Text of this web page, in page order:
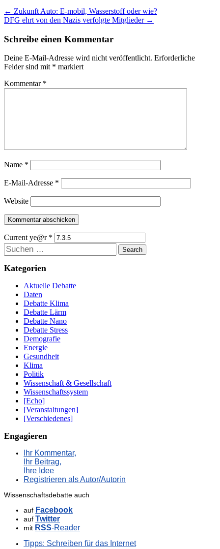
Artikel
Navigation
← Zukunft Auto: E-mobil, Wasserstoff oder wie?
DFG ehrt von den Nazis verfolgte Mitglieder →
Schreibe einen Kommentar
Deine E-Mail-Adresse wird nicht veröffentlicht. Erforderliche
Felder sind mit * markiert
Kommentar *
Name *
E-Mail-Adresse *
Website
Current ye@r *
Suchen
Kategorien
Aktuelle Debatte
Daten
Debatte Klima
Debatte Lärm
Debatte Nano
Debatte Stress
Demografie
Energie
Gesundheit
Klima
Politik
Wissenschaft & Gesellschaft
Wissenschaftssystem
[Echo]
[Veranstaltungen]
[Verschiedenes]
Engagieren
Ihr Kommentar,
Ihr Beitrag,
Ihre Idee
Registrieren als Autor/Autorin
Wissenschaftsdebatte auch
auf Facebook
auf Twitter
mit RSS-Reader
Tipps: Schreiben für das Internet